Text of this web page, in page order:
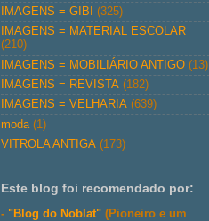
IMAGENS = GIBI
(325)
IMAGENS = MATERIAL ESCOLAR
(210)
IMAGENS = MOBILIÁRIO ANTIGO (13)
IMAGENS = REVISTA (182)
IMAGENS = VELHARIA (639)
moda (1)
VITROLA ANTIGA (173)
Este blog foi recomendado por:
- "Blog do Noblat" (Pioneiro e um